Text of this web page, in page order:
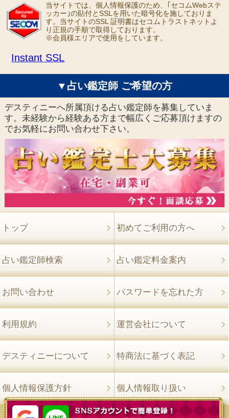
当サイトでは、個人情報保護のため、｢セコムWebステ
ッカー｣の貼付とSSLを用いた暗号化を施しておりま
す。当サイトのSSL 証明書はセコムトラストネットよ
り正規の手順で取得しております。
※会員様エリアで使用をしています。
Instant SSL
▼占い鑑定師 ご希望の方
デスティニーへ所属頂ける占い鑑定師を募集していま
す。未経験から経験ある方まで幅広くご応募頂けますの
でお気軽にお問い合わせ下さい。
トップ 初めてご利用の方へ
占い鑑定師検索 占い鑑定料金案内
お問い合わせ パスワードを忘れた方
利用規約 運営会社について
デスティニーについて 特商法に基づく表記
個人情報保護方針 個人情報取り扱い
©2008-2026 電話占いはデスティニー All rights reserved.